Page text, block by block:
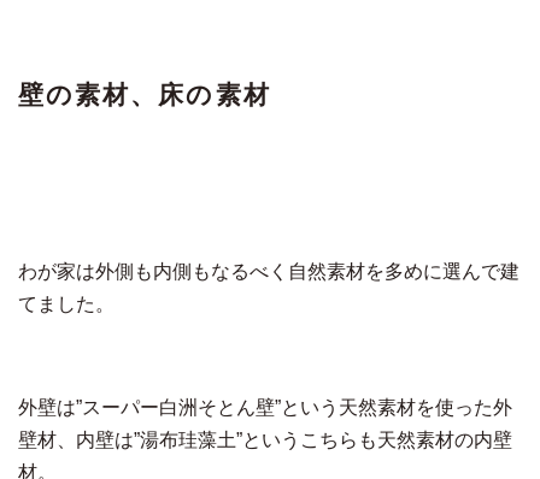
壁の素材、床の素材
わが家は外側も内側もなるべく自然素材を多めに選んで建
てました。
外壁は”スーパー白洲そとん壁”という天然素材を使った外
壁材、内壁は”湯布珪藻土”というこちらも天然素材の内壁
材。